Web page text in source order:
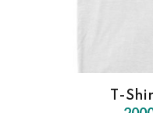
T-